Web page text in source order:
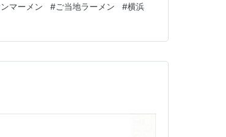
と言っていいだろう！ 悩んだが結局、
ギリ待…
マーメン #ご当地ラーメン #横浜